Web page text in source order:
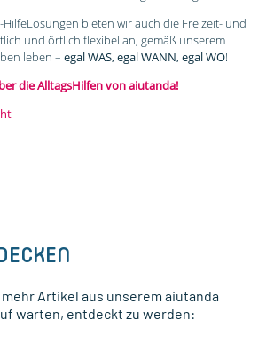
HilfeLösungen bieten wir auch die Freizeit- und
und örtlich flexibel an, gemäß unserem
leben – egal WAS, egal WANN, egal WO!
die AlltagsHilfen von aiutanda!
Artikel aus unserem aiutanda
warten, entdeckt zu werden: